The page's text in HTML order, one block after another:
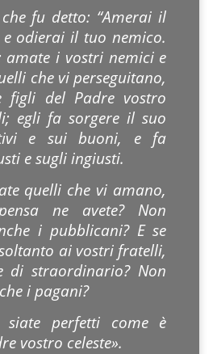
che fu detto: “Amerai il
odierai il tuo nemico.
amate i vostri nemici e
che vi perseguitano,
figli del Padre vostro
egli fa sorgere il suo
e sui buoni, e fa
e sugli ingiusti.
quelli che vi amano,
ne avete? Non
i pubblicani? E se
ai vostri fratelli,
di straordinario? Non
i pagani?
siate perfetti come è
vostro celeste».